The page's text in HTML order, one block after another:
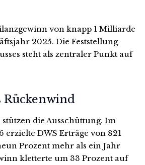
von knapp 1 Milliarde
2025. Die Feststellung
steht als zentraler Punkt auf
Rückenwind
die Ausschüttung. Im
erzielte DWS Erträge von 821
Prozent mehr als ein Jahr
kletterte um 33 Prozent auf